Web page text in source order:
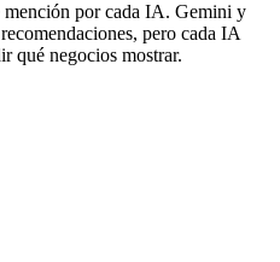
mención por cada IA. Gemini y
pero cada IA
qué negocios mostrar.